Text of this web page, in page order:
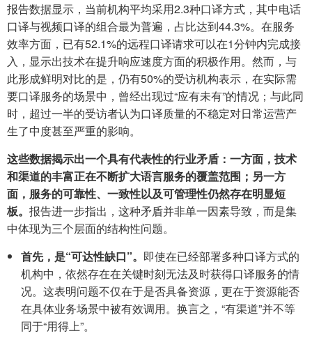
报告数据显示，当前机构平均采用2.3种口译方式，其中电话
口译与视频口译的组合最为普遍，占比达到44.3%。在服务
效率方面，已有52.1%的远程口译请求可以在1分钟内完成接
入，显示出技术在提升响应速度方面的积极作用。然而，与
此形成鲜明对比的是，仍有50%的受访机构表示，在实际需
要口译服务的场景中，曾经出现过“应有未有”的情况；与此同
时，超过一半的受访者认为口译质量的不稳定对日常运营产
生了中度甚至严重的影响。
这些数据揭示出一个具有代表性的行业矛盾：一方面，技术
和渠道的丰富正在不断扩大语言服务的覆盖范围；另一方
面，服务的可靠性、一致性以及可管理性仍然存在明显短
板。 报告进一步指出，这种矛盾并非单一因素导致，而是集
中体现为三个层面的结构性问题。
首先，是“可达性缺口”。 即使在已经部署多种口译方式的
机构中，依然存在在关键时刻无法及时获得口译服务的情
况。这表明问题不仅在于是否具备资源，更在于资源能否
在具体业务场景中被有效调用。换言之，“有渠道”并不等
同于“用得上”。